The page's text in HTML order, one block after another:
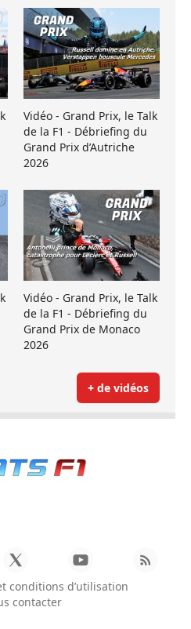
Vidéo - Grand Prix, le Talk
de la F1 - Débriefing du
Grand Prix d’Autriche
2026
Vidéo - Grand Prix, le Talk
de la F1 - Débriefing du
Grand Prix de Monaco
2026
+ de vidéos
conditions d’utilisation
contacter